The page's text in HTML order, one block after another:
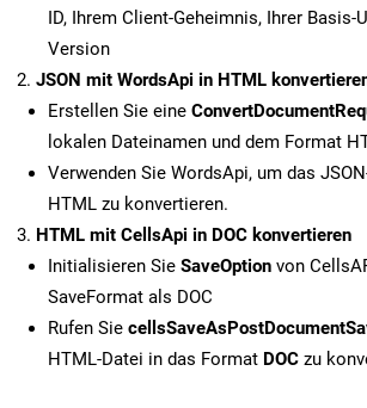
ID, Ihrem Client-Geheimnis, Ihrer Basis-
Version
JSON mit WordsApi in HTML
Erstellen Sie eine
lokalen Dateinamen und dem Format
Verwenden Sie WordsApi, um das
HTML zu konvertieren.
HTML mit CellsApi in DOC konvertieren
Initialisieren Sie SaveOption von
SaveFormat als DOC
Rufen Sie
HTML-Datei in das Format DOC zu